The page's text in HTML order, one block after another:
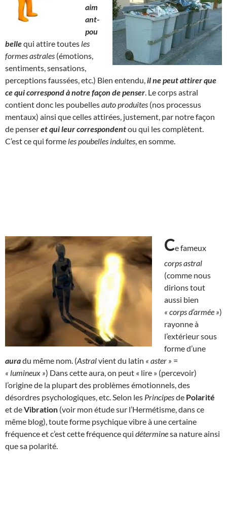
aim
ant-
pou
bellequi attire toutes les
formes astrales (émotions,
sentiments, sensations,
perceptions faussées, etc.) Bien entendu, il ne peut attirer que
ce qui correspond à notre façon de penser . Le corps astral
contient donc les poubellesauto produites (nos processus
mentaux) ainsi que celles attirées, justement, par notre façon
de penseret quileur correspondentou qui les complètent.
C’est ce qui forme les poubelles induites , en somme.
Ce fameux
corps astral
(comme nous
dirions tout
aussi bien
« corps d’armée »)
rayonne à
l’extérieur sous
forme d’une
auradu même nom. (Astralvient du latin « aster » =
« lumineux ») Dans cette aura, on peut « lire » (percevoir)
l’origine de la plupart des problèmes émotionnels, des
désordres psychologiques, etc. Selon les Principesde Polarité
et deVibration (voir mon étude sur l’Hermétisme, dans ce
même blog), toute forme psychique vibre à une certaine
fréquence et c’est cette fréquence qui déterminesa nature ainsi
que sa polarité.